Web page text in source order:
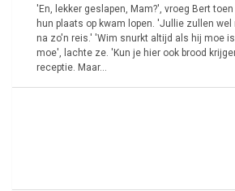
'En, lekker geslapen, Mam?', vroeg Bert
hun plaats op kwam lopen. 'Jullie zullen
na zo'n reis.' 'Wim snurkt altijd als hij moe
moe', lachte ze. 'Kun je hier ook brood
receptie. Maar...